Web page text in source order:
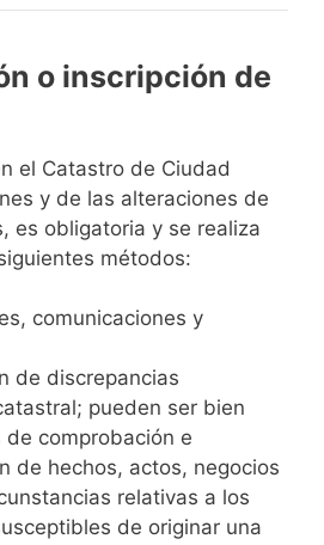
o inscripción de
el Catastro de Ciudad
y de las alteraciones de
es obligatoria y se realiza
métodos:
comunicaciones y
de discrepancias
pueden ser bien
de comprobación e
de hechos, actos, negocios
relativas a los
de originar una